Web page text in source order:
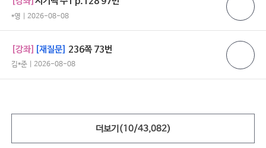
*영 | 2026-08-08
[강좌] [재질문] 236쪽 73번
김*준 | 2026-08-08
더보기(10/43,082)